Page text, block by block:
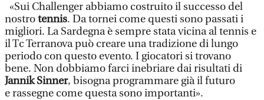
«Sui Challenger abbiamo costruito il successo del
nostrotennis. Da tornei come questi sono passati i
migliori. La Sardegna è sempre stata vicina al tennis e
il Tc Terranova può creare una tradizione di lungo
periodo con questo evento. I giocatori si trovano
bene. Non dobbiamo farci inebriare dai risultati di
Jannik Sinner, bisogna programmare già il futuro
e rassegne come questa sono importanti».